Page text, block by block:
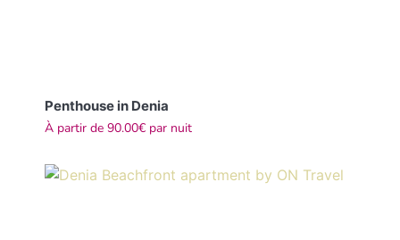
Penthouse in Denia
À partir de 90.00€ par nuit